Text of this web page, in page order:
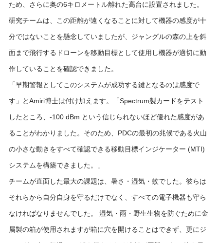
ため、さらに奥の6キロメートル離れた高台に設置されました。
研究チームは、この距離が遠くなることに対して機器の感度が十
分ではないことを懸念していましたが、ジャングルの森の上を斜
面まで飛行するドローンを移動目標として使用し機器が適切に動
作していることを確認できました。
「早期警報としてこのシステムが成功する鍵となるのは感度で
す」とAmiri博士は付け加えます。「Spectrum製カードをテスト
したところ、-100 dBm という信じられないほど優れた感度があ
ることがわかりました。そのため、PDCの最初の兆候である火山
の小さな動きをすべて確認できる移動目標インジケーター (MTI)
システムを構築できました。」
チームが直面した最大の課題は、暑さ・湿気・蚊でした。彼らは
それらから自分自身を守るだけでなく、すべての電子機器も守ら
なければなりませんでした。 湿気・雨・野生生物を防ぐために金
属製の箱が使用されますが箱に穴を開けることはできず、更にジ